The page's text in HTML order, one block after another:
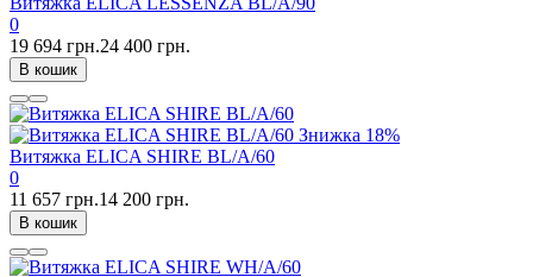
0
19 694 грн.24 400 грн.
В кошик
Знижка 18%
Витяжка ELICA SHIRE BL/A/60
0
11 657 грн.14 200 грн.
В кошик